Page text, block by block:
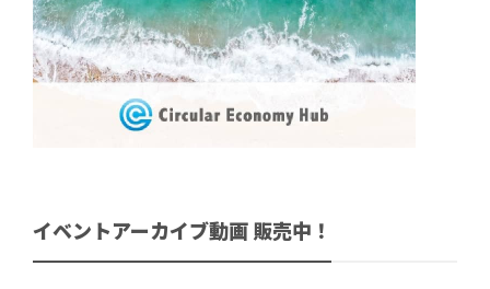
イベントアーカイブ動画 販売中！